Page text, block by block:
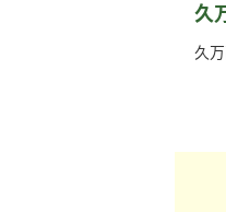
久
久